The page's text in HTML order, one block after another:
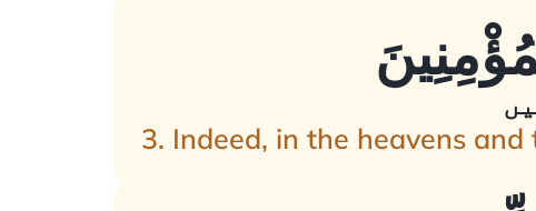
3. Indeed, in the heavens